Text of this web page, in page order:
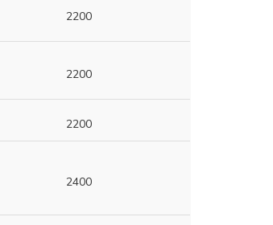
2200
2200
2200
2400